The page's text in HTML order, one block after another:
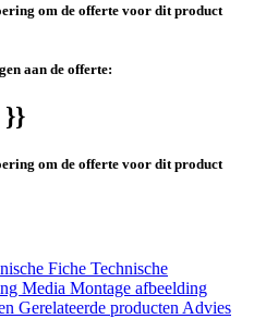
om de offerte voor dit product
aan de offerte:
}}
om de offerte voor dit product
Fiche Technische
Media Montage afbeelding
Gerelateerde producten Advies